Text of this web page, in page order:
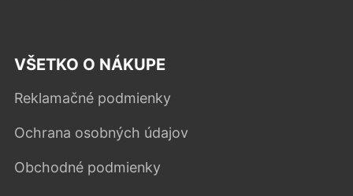
VŠETKO O NÁKUPE
Reklamačné podmienky
Ochrana osobných údajov
Obchodné podmienky